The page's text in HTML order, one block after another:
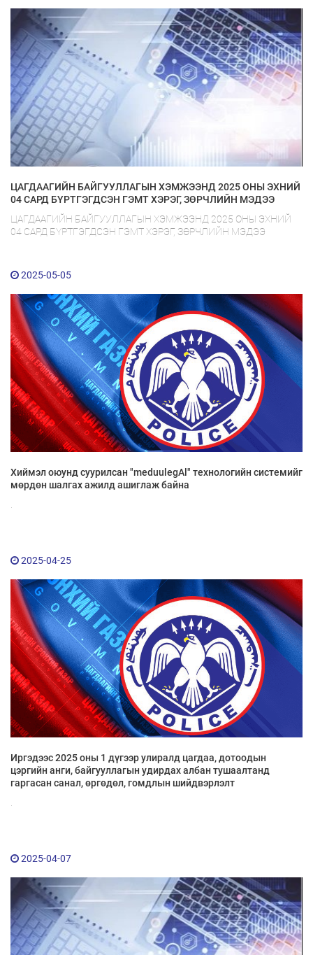
ЦАГДААГИЙН БАЙГУУЛЛАГЫН ХЭМЖЭЭНД 2025 ОНЫ ЭХНИЙ
04 САРД БҮРТГЭГДСЭН ГЭМТ ХЭРЭГ, ЗӨРЧЛИЙН МЭДЭЭ
ЦАГДААГИЙН БАЙГУУЛЛАГЫН ХЭМЖЭЭНД 2025 ОНЫ ЭХНИЙ
04 САРД БҮРТГЭГДСЭН ГЭМТ ХЭРЭГ, ЗӨРЧЛИЙН МЭДЭЭ
2025-05-05
Хиймэл оюунд суурилсан "meduulegAl" технологийн системийг
мөрдөн шалгах ажилд ашиглаж байна
2025-04-25
Иргэдээс 2025 оны 1 дүгээр улиралд цагдаа, дотоодын
цэргийн анги, байгууллагын удирдах албан тушаалтанд
гаргасан санал, өргөдөл, гомдлын шийдвэрлэлт
2025-04-07